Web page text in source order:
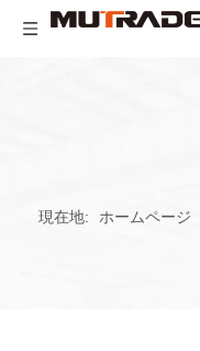
現在地: ホームページ